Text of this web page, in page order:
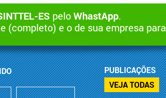
ES peloWhastApp.
(completo) e o de sua empresa para
PUBLICAÇÕES
VEJA TODAS